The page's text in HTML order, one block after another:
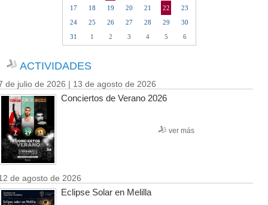
17
18 19 20 21 22
23
24
25 26 27 28 29
30
31
1 2 3 4 5 6
ACTIVIDADES
de julio de 2026 | 13 de agosto de 2026
Conciertos de Verano 2026
ver más
de agosto de 2026
Eclipse Solar en Melilla